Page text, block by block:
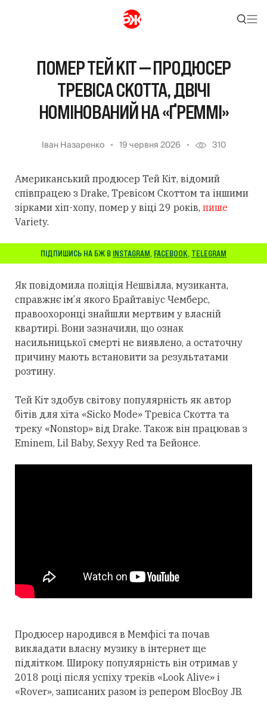
ПОМЕР ТЕЙ КІТ — ПРОДЮСЕР
ТРЕВІСА СКОТТА, ДВІЧІ
НОМІНОВАНИЙ НА «ҐРЕММІ»
Іван Назаренко 19 червня 2026 310
Американський продюсер Тей Кіт, відомий
співпрацею з Drake, Тревісом Скоттом та іншими
зірками хіп-хопу, помер у віці 29 років, пише
Variety.
ПІДПИШИСЬ НА БЖ В INSTAGRAM, FACEBOOK, TELEGRAM
Як повідомила поліція Нешвілла, музиканта,
справжнє ім’я якого Брайтавіус Чемберс,
правоохоронці знайшли мертвим у власній
квартирі. Вони зазначили, що ознак
насильницької смерті не виявлено, а остаточну
причину мають встановити за результатами
розтину.
Тей Кіт здобув світову популярність як автор
бітів для хіта «Sicko Mode» Тревіса Скотта та
треку «Nonstop» від Drake. Також він працював з
Eminem, Lil Baby, Sexyy Red та Бейонсе.
Продюсер народився в Мемфісі та почав
викладати власну музику в інтернет ще
підлітком. Широку популярність він отримав у
2018 році після успіху треків «Look Alive» і
«Rover», записаних разом із репером BlocBoy JB.